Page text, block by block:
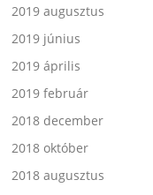
2019 augusztus
2019 június
2019 április
2019 február
2018 december
2018 október
2018 augusztus